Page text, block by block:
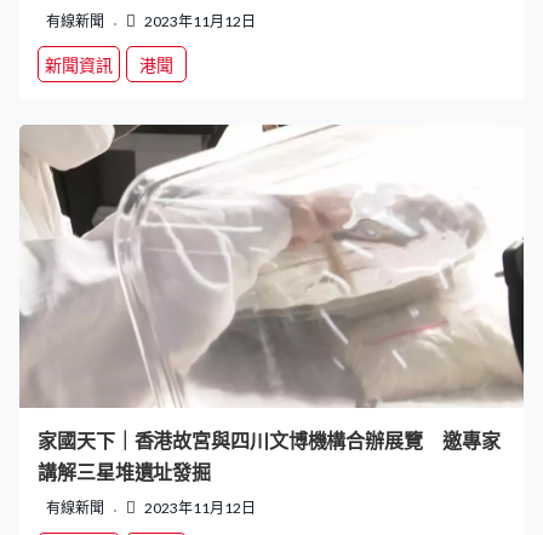
有線新聞 2023年11月12日
新聞資訊 港聞
家國天下｜香港故宮與四川文博機構合辦展覽 邀專家
講解三星堆遺址發掘
有線新聞 2023年11月12日